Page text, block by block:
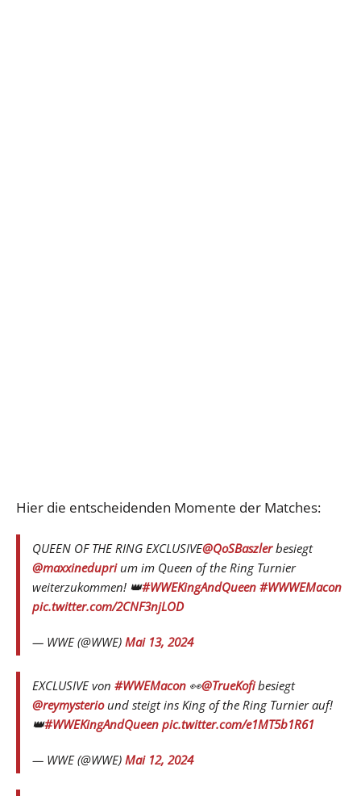
Hier die entscheidenden Momente der Matches:
QUEEN OF THE RING EXCLUSIVE@QoSBaszlerbesiegt
@maxxineduprium im Queen of the Ring Turnier
weiterzukommen! 👑#WWEKingAndQueen #WWWEMacon
pic.twitter.com/2CNF3njLOD
— WWE (@WWE) Mai 13, 2024
EXCLUSIVE von #WWEMacon 👀@TrueKofibesiegt
@reymysteriound steigt ins King of the Ring Turnier auf!
👑#WWEKingAndQueen pic.twitter.com/e1MT5b1R61
— WWE (@WWE) Mai 12, 2024